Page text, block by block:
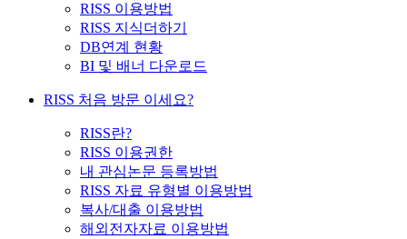
RISS 이용방법
RISS 지식더하기
DB연계 현황
BI 및 배너 다운로드
RISS 처음 방문 이세요?
RISS란?
RISS 이용권한
내 관심논문 등록방법
RISS 자료 유형별 이용방법
복사/대출 이용방법
해외전자자료 이용방법